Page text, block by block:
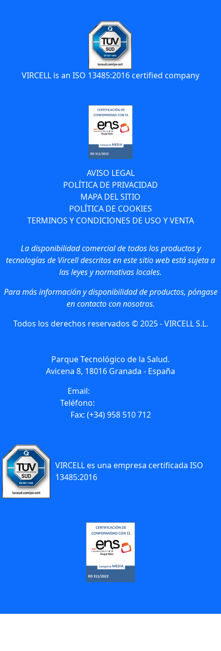
VIRCELL is an ISO 13485:2016 certified company
AVISO LEGAL
POLÍTICA DE PRIVACIDAD
MAPA DEL SITIO
POLÍTICA DE COOKIES
TERMINOS Y CONDICIONES DE USO Y VENTA
La disponibilidad comercial de todos los productos y
tecnologías de Vircell descritos en este sitio web está sujeta a
las leyes y normativas locales.
Para más información y disponibilidad de productos, póngase
en contacto con nosotros.
Todos los derechos reservados © 2025 - VIRCELL S.L.
Parque Tecnológico de la Salud.
Avicena 8, 18016 Granada - España
Email:
Teléfono:
Fax: (+34) 958 510 712
VIRCELL es una empresa certificada ISO
13485:2016